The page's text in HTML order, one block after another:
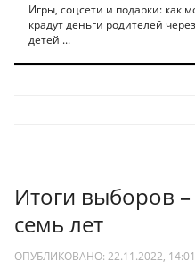
Игры, соцсети и подарки: как
крадут деньги родителей
детей ...
Итоги выборов –
семь лет
ОПУБЛИКОВАНО: 22.11.2022, 14:01